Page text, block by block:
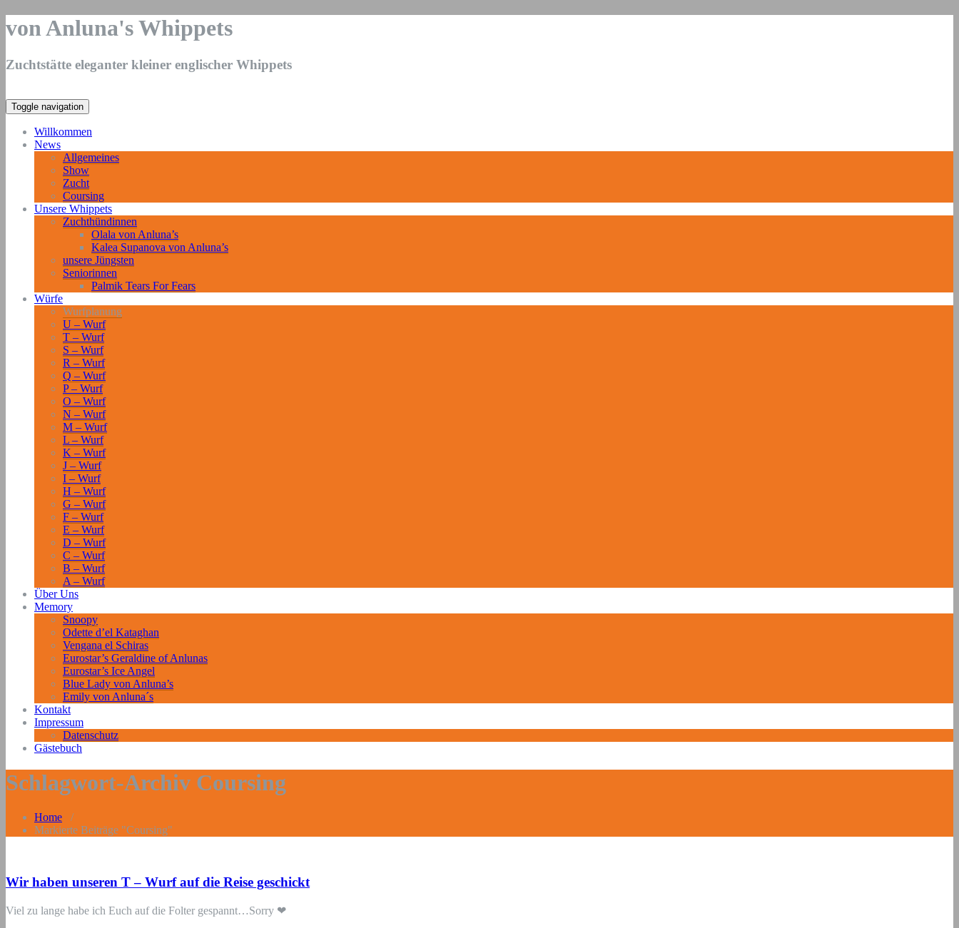
von Anluna's Whippets
Zuchtstätte eleganter kleiner englischer Whippets
Toggle navigation
Willkommen
News
Allgemeines
Show
Zucht
Coursing
Unsere Whippets
Zuchthündinnen
Olala von Anluna’s
Kalea Supanova von Anluna’s
unsere Jüngsten
Seniorinnen
Palmik Tears For Fears
Würfe
Wurfplanung
U – Wurf
T – Wurf
S – Wurf
R – Wurf
Q – Wurf
P – Wurf
O – Wurf
N – Wurf
M – Wurf
L – Wurf
K – Wurf
J – Wurf
I – Wurf
H – Wurf
G – Wurf
F – Wurf
E – Wurf
D – Wurf
C – Wurf
B – Wurf
A – Wurf
Über Uns
Memory
Snoopy
Odette d’el Kataghan
Vengana el Schiras
Eurostar’s Geraldine of Anlunas
Eurostar’s Ice Angel
Blue Lady von Anluna’s
Emily von Anluna´s
Kontakt
Impressum
Datenschutz
Gästebuch
Schlagwort-Archiv Coursing
Home /
Markierte Beiträge "Coursing"
Wir haben unseren T – Wurf auf die Reise geschickt
Viel zu lange habe ich Euch auf die Folter gespannt…Sorry ❤